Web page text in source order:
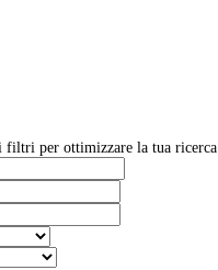
filtri per ottimizzare la tua ricerca